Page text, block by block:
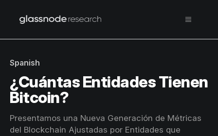
Spanish
¿Cuántas Entidades Tienen
Bitcoin?
Presentamos una Nueva Generación de Métricas
del Blockchain Ajustadas por Entidades que